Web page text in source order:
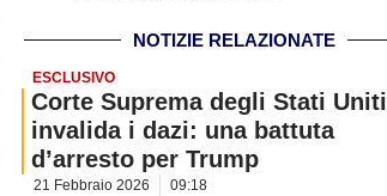
NOTIZIE RELAZIONATE
ESCLUSIVO
Corte Suprema degli Stati Uniti
invalida i dazi: una battuta
d’arresto per Trump
21 Febbraio 2026 09:18